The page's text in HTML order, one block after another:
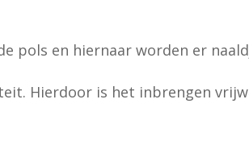
pols en hiernaar worden er
Hierdoor is het inbrengen